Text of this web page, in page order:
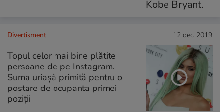
Divertisment 12 dec. 2019
Topul celor mai bine plătite
persoane de pe Instagram.
Suma uriașă primită pentru o
postare de ocupanta primei
poziții